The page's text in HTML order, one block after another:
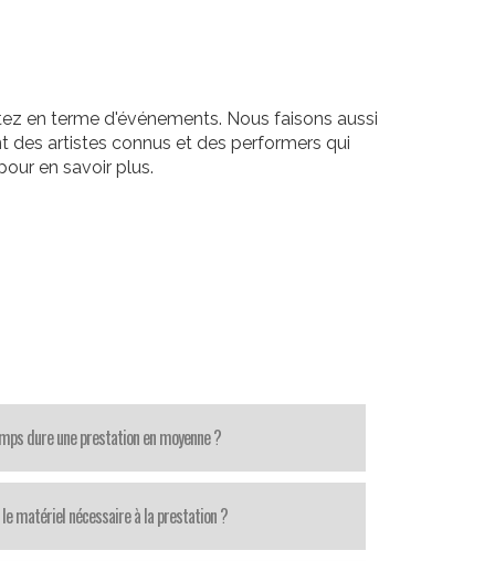
en terme d'événements. Nous faisons aussi
artistes connus et des performers qui
en savoir plus.
dure une prestation en moyenne ?
le matériel nécessaire à la prestation ?